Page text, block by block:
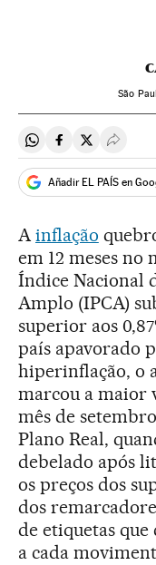
São
Compartir en
Compartir en
Compartir
Añadir EL PAÍS en
Ainflação
em 12 meses no
Índice Nacional
Amplo (IPCA)
superior aos
país apavorado
hiperinflação, o
marcou a maior
mês de
Plano Real,
debelado após
os preços dos
dos
de etiquetas que
a cada